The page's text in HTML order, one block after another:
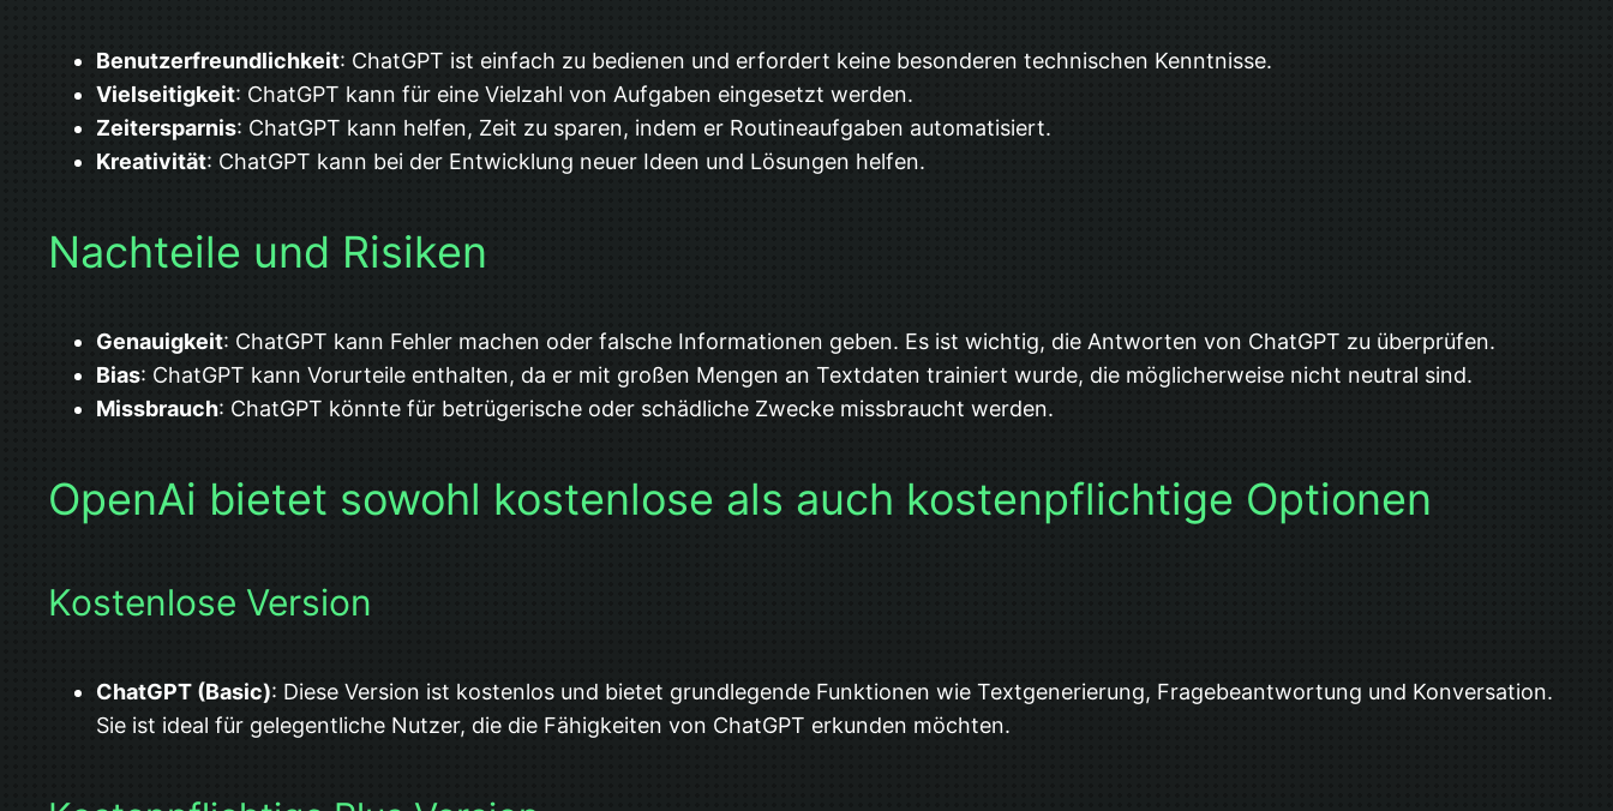
Benutzerfreundlichkeit: ChatGPT ist einfach zu bedienen und erfordert keine besonderen technischen Kenntnisse.
Vielseitigkeit: ChatGPT kann für eine Vielzahl von Aufgaben eingesetzt werden.
Zeitersparnis: ChatGPT kann helfen, Zeit zu sparen, indem er Routineaufgaben automatisiert.
Kreativität: ChatGPT kann bei der Entwicklung neuer Ideen und Lösungen helfen.
Nachteile und Risiken
Genauigkeit: ChatGPT kann Fehler machen oder falsche Informationen geben. Es ist wichtig, die Antworten von ChatGPT zu überprüfen.
Bias: ChatGPT kann Vorurteile enthalten, da er mit großen Mengen an Textdaten trainiert wurde, die möglicherweise nicht neutral sind.
Missbrauch: ChatGPT könnte für betrügerische oder schädliche Zwecke missbraucht werden.
OpenAi bietet sowohl kostenlose als auch kostenpflichtige Optionen
Kostenlose Version
ChatGPT (Basic): Diese Version ist kostenlos und bietet grundlegende Funktionen wie Textgenerierung, Fragebeantwortung und Konversation.
Sie ist ideal für gelegentliche Nutzer, die die Fähigkeiten von ChatGPT erkunden möchten.